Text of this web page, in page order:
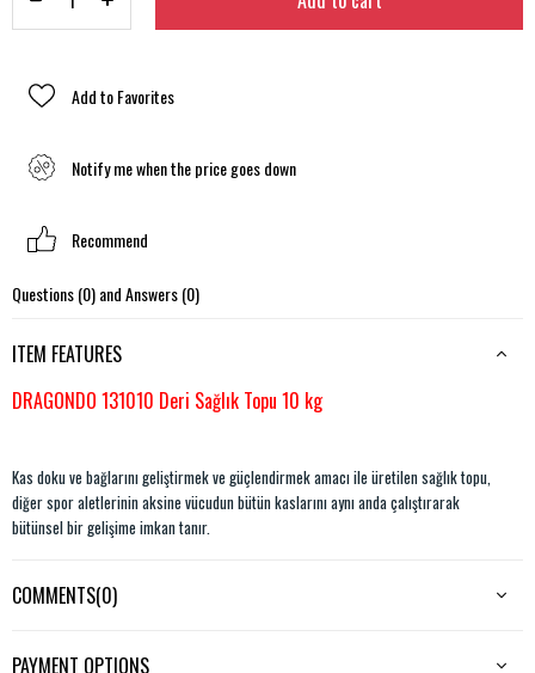
Add to Favorites
Notify me when the price goes down
Recommend
Questions (0) and Answers (0)
ITEM FEATURES
DRAGONDO 131010 Deri Sağlık Topu 10 kg
Kas doku ve bağlarını geliştirmek ve güçlendirmek amacı ile üretilen sağlık topu,
diğer spor aletlerinin aksine vücudun bütün kaslarını aynı anda çalıştırarak
bütünsel bir gelişime imkan tanır.
daha güçlü kollar ve bacaklar elde edebilir.
dolaşımı ilişkili olan kardiyovasküler sistemi güçlendirir.
COMMENTS(0)
PAYMENT OPTIONS